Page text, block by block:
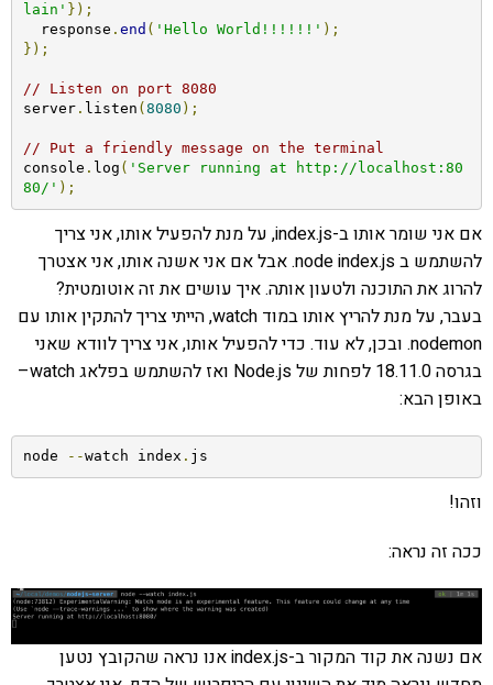
lain' });
  response
. end ( 'Hello World!!!!!!' );
});
// Listen on port 8080
server. listen ( 8080 );
// Put a friendly message on the terminal
console . log ( 'Server running at http://localhost:80
80/' );
אם אני שומר אותו ב-index.js, על מנת להפעיל אותו, אני צריך
להשתמש ב node index.js. אבל אם אני אשנה אותו, אני אצטרך
להרוג את התוכנה ולטעון אותה. איך עושים את זה אוטומטית?
בעבר, על מנת להריץ אותו במוד watch, הייתי צריך להתקין אותו עם
nodemon. ובכן, לא עוד. כדי להפעיל אותו, אני צריך לוודא שאני
בגרסה 18.11.0 לפחות של Node.js ואז להשתמש בפלאג watch–
באופן הבא:
node --watch index . js
וזהו!
ככה זה נראה:
אם נשנה את קוד המקור ב-index.js אנו נראה שהקובץ נטען